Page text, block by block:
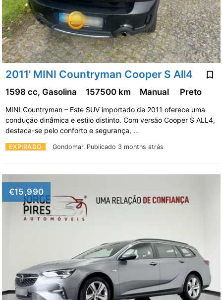
2011' MINI Countryman Cooper S All4
EXPIRADO Gondomar. Publicado 3 months atrás
1598 cc, Gasolina 157500 km Manual Preto
MINI Countryman – Este SUV importado de 2011 oferece uma
condução dinâmica e estilo distinto. Com versão Cooper S ALL4,
destaca-se pelo conforto e segurança, …
€15,990